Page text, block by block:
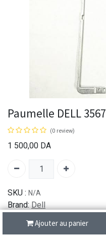
Ajouter au panier
Paumelle DELL 3567
(0 review)
1 500,00 DA
SKU : N/A
Brand: Dell